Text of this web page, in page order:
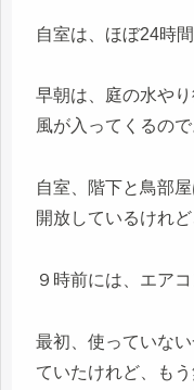
自室は、ほぼ24時
早朝は、庭の水や
風が入ってくるので
自室、階下と鳥部
開放しているけれど
９時前には、エアコ
最初、使っていな
ていたけれど、も